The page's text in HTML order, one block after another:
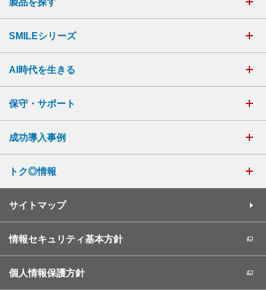
製品を探す
SMILEシリーズ
AI時代を生きる
保守・サポート
成功導入事例
トク◎情報
サイトマップ
情報セキュリティ基本方針
個人情報保護方針